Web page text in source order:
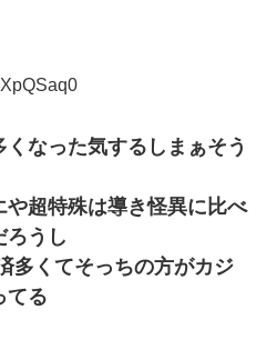
なった気するしまぁそう
超特殊は導き怪異に比べ
ろうし
多くてそっちの方がカジ
てる